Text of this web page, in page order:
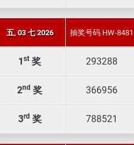
五, 03 七 2026 抽奖号码 HW-8481
1 st 奖 293288
2nd 奖 366956
3rd 奖 788521